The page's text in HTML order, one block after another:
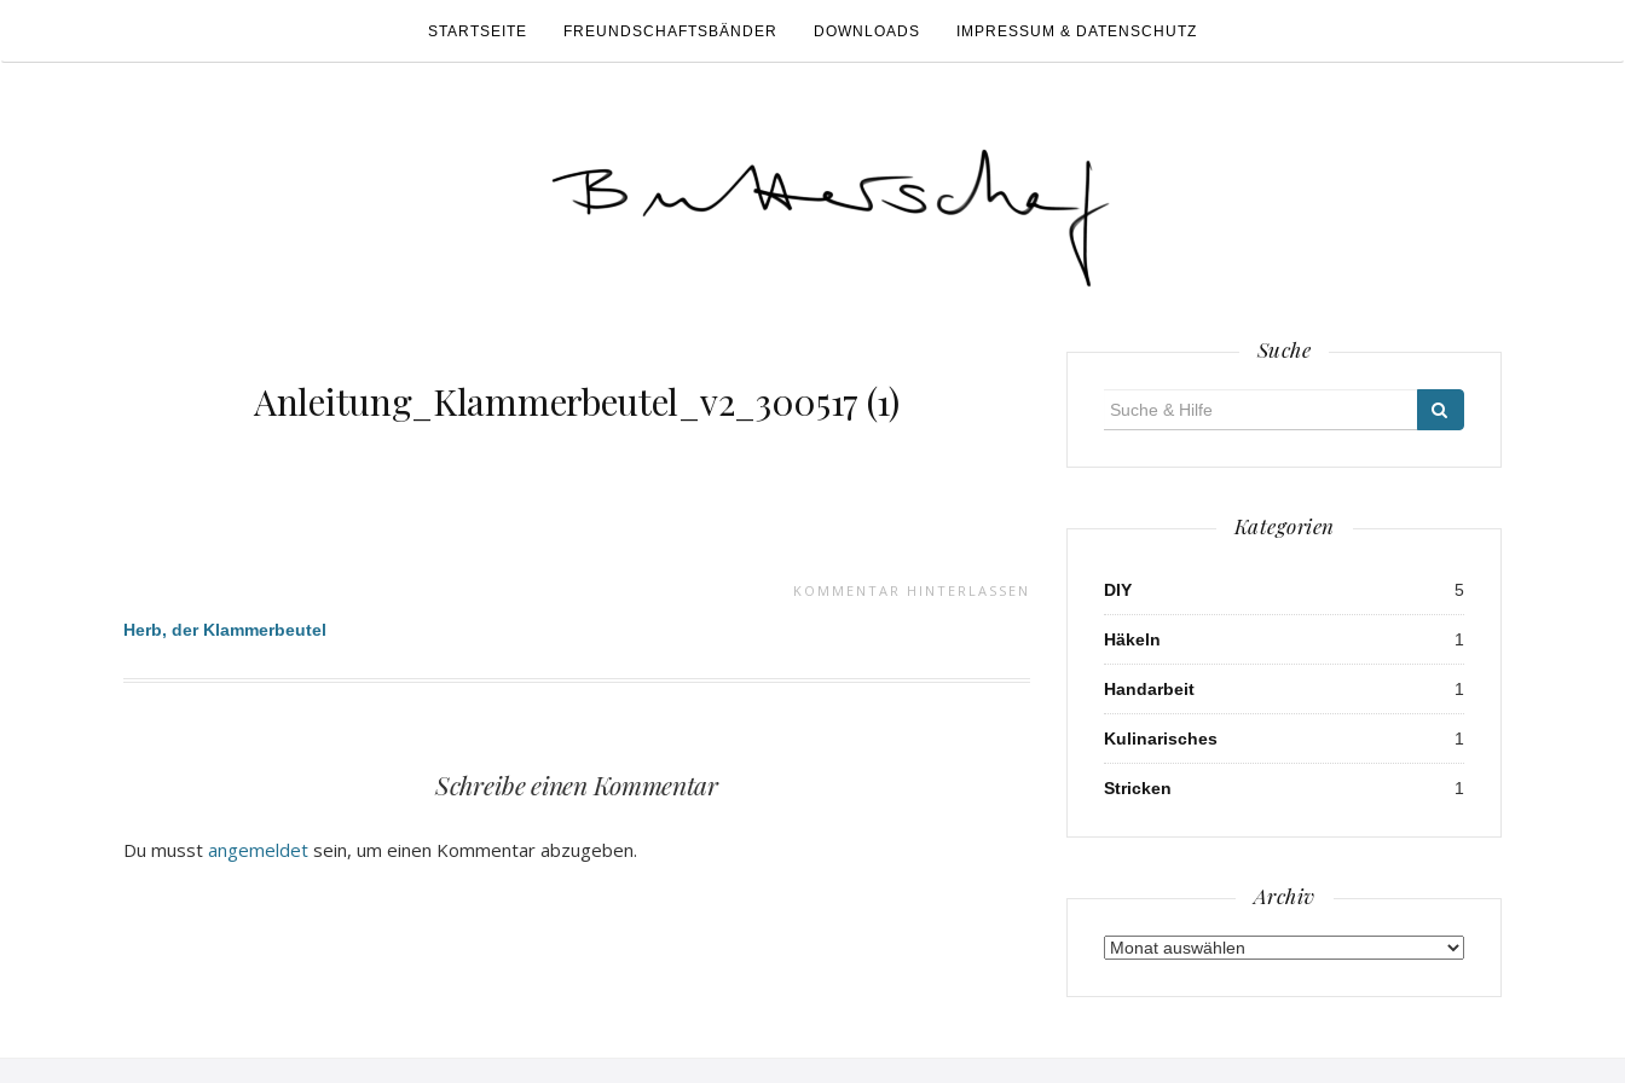
STARTSEITE FREUNDSCHAFTSBÄNDER DOWNLOADS IMPRESSUM & DATENSCHUTZ
Anleitung_Klammerbeutel_v2_300517 (1)
KOMMENTAR HINTERLASSEN
Beitragsnavigation
Herb, der Klammerbeutel
Schreibe einen Kommentar
Du musst angemeldet sein, um einen Kommentar abzugeben.
Suche
Kategorien
DIY 5
Häkeln 1
Handarbeit 1
Kulinarisches 1
Stricken 1
Archiv
Archiv